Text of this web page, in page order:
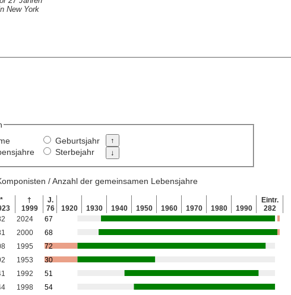
New York
Geburtsjahr
Sterbejahr
/ Anzahl der gemeinsamen Lebensjahre
*
†
1999
J.
76
1920 1930 1940 1950 1960 1970 1980 1990
Eintr.
282
2024
67
2000
68
1995
72
1953
30
1992
51
1998
54